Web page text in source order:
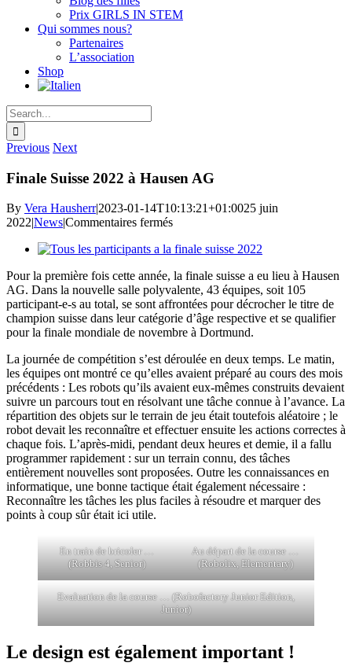
Prix GIRLS IN STEM
Qui sommes nous?
Partenaires
L’association
Shop
Search
for:
Previous Next
Finale Suisse 2022 à Hausen AG
By Vera Hausherr|2023-01-14T10:13:21+01:0025 juin
2022|News|Commentaires ferméssur
Suisse
à
Hausen
AG
View
Image
Pour la première fois cette année, la finale suisse a eu lieu à Hausen
AG. Dans la nouvelle salle polyvalente, 43 équipes, soit 105
participant-e-s au total, se sont affrontées pour décrocher le titre de
champion suisse dans leur catégorie d’âge respective et se qualifier
pour la finale mondiale de novembre à Dortmund.
La journée de compétition s’est déroulée en deux temps. Le matin,
les équipes ont montré ce qu’elles avaient préparé au cours des mois
précédents : Les robots qu’ils avaient eux-mêmes construits devaient
suivre un parcours tout en résolvant une tâche connue à l’avance. La
répartition des objets sur le terrain de jeu était toutefois aléatoire ; le
robot devait les reconnaître et effectuer ensuite les actions correctes à
chaque fois. L’après-midi, pendant deux heures et demie, il a fallu
programmer rapidement : sur un terrain connu, des tâches
entièrement nouvelles sont proposées. Outre les connaissances en
informatique, une bonne tactique était également nécessaire :
Reconnaître les tâches les plus faciles à résoudre et marquer des
points à coup sûr était ici utile.
En train de bricoler …
(Robbis 4, Senior)
Au départ de la course …
(Robolix, Elementary)
Evaluation de la course … (Robofactory Junior Edition,
Junior)
Le design est également important !